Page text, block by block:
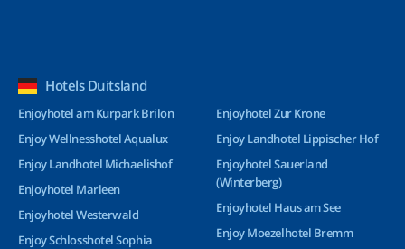
Hotels Duitsland
Enjoyhotel am Kurpark Brilon
Enjoy Wellnesshotel Aqualux
Enjoy Landhotel Michaelishof
Enjoyhotel Marleen
Enjoyhotel Westerwald
Enjoy Schlosshotel Sophia
Enjoyhotel Zur Krone
Enjoy Landhotel Lippischer Hof
Enjoyhotel Sauerland
(Winterberg)
Enjoyhotel Haus am See
Enjoy Moezelhotel Bremm